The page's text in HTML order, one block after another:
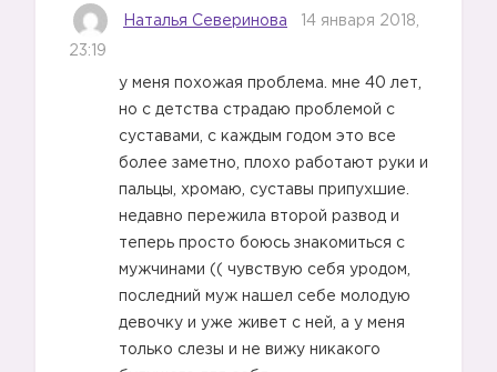
Наталья Северинова 14 января 2018,
23:19
у меня похожая проблема. мне 40 лет,
но с детства страдаю проблемой с
суставами, с каждым годом это все
более заметно, плохо работают руки и
пальцы, хромаю, суставы припухшие.
недавно пережила второй развод и
теперь просто боюсь знакомиться с
мужчинами (( чувствую себя уродом,
последний муж нашел себе молодую
девочку и уже живет с ней, а у меня
только слезы и не вижу никакого